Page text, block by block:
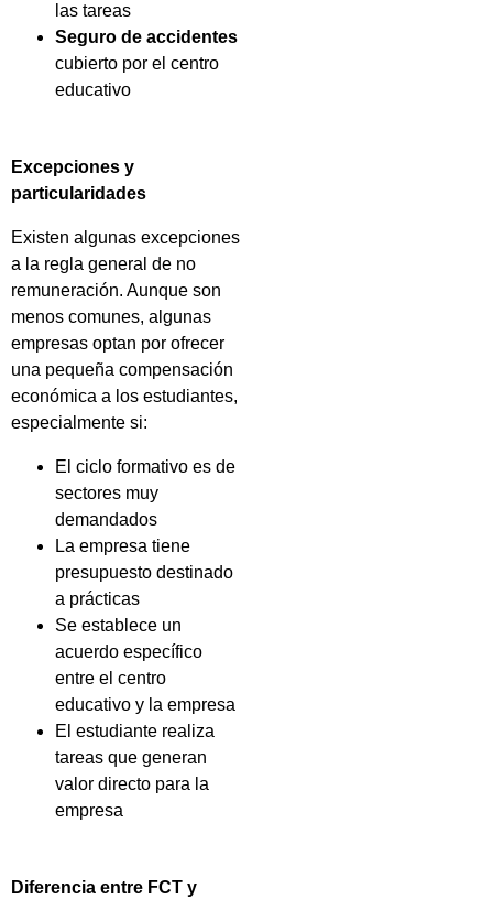
las tareas
Seguro de accidentes
cubierto por el centro
educativo
Excepciones y
particularidades
Existen algunas excepciones
a la regla general de no
remuneración. Aunque son
menos comunes, algunas
empresas optan por ofrecer
una pequeña compensación
económica a los estudiantes,
especialmente si:
El ciclo formativo es de
sectores muy
demandados
La empresa tiene
presupuesto destinado
a prácticas
Se establece un
acuerdo específico
entre el centro
educativo y la empresa
El estudiante realiza
tareas que generan
valor directo para la
empresa
Diferencia entre FCT y